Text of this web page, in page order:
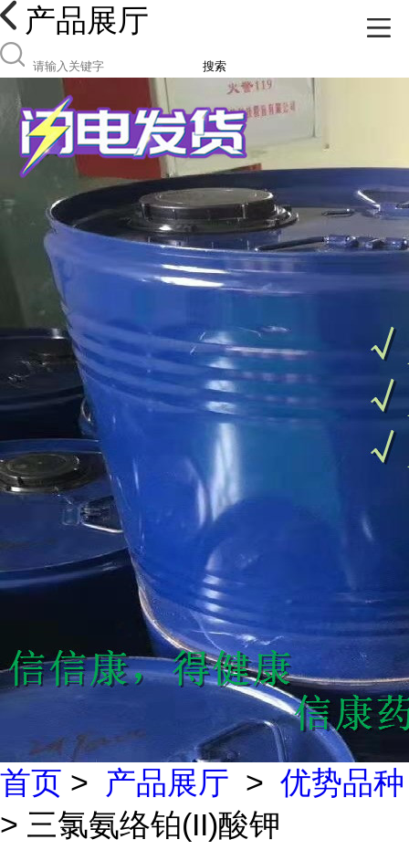
产品展厅
搜索
首页 > 产品展厅 > 优势品种
> 三氯氨络铂(II)酸钾